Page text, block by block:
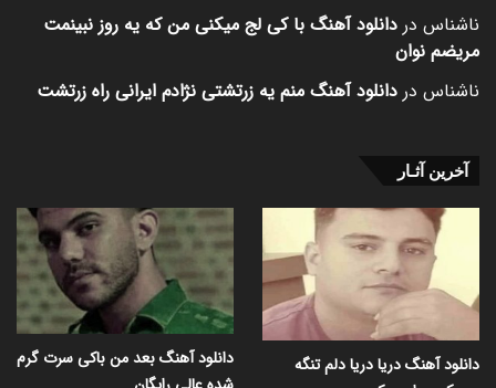
ناشناس در دانلود آهنگ با کی لج میکنی من که یه روز نبینمت
مریضم نوان
ناشناس در دانلود آهنگ منم یه زرتشتی نژادم ایرانی راه زرتشت
آخرین آثـار
دانلود آهنگ دریا دریا دلم تنگه
دانلود آهنگ بعد من باکی سرت گرم